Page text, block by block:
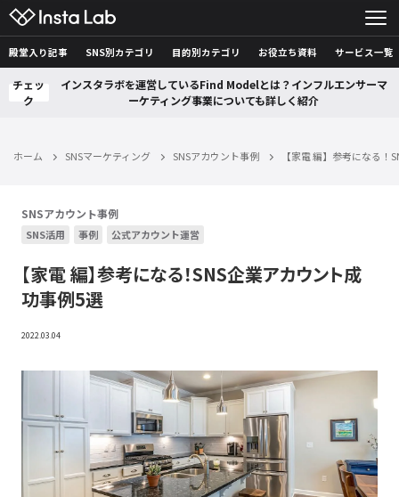
殿堂入り記事 SNS別カテゴリ 目的別カテゴリ お役立ち資料 サービス一覧
チェッ
ク
インスタラボを運営しているFind Modelとは？インフルエンサーマ
ーケティング事業についても詳しく紹介
ホーム SNSマーケティング SNSアカウント事例 【家電 編】参考になる！
SNSアカウント事例
SNS活用 事例 公式アカウント運営
【家電 編】参考になる！SNS企業アカウント成
功事例5選
2022.03.04